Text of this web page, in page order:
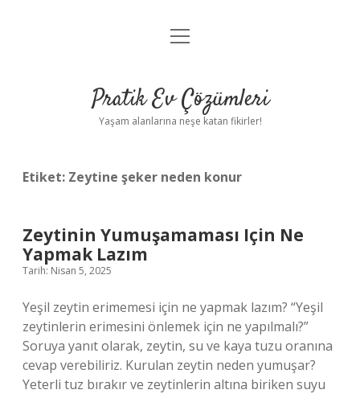
Anasayfa
Yasal Uyarı
menüyü
Pratik Ev Çözümleri
Yaşam alanlarına neşe katan fikirler!
Etiket: Zeytine şeker neden konur
Zeytinin Yumuşamaması Için Ne
Yapmak Lazım
Tarih: Nisan 5, 2025
Yeşil zeytin erimemesi için ne yapmak lazım? “Yeşil
zeytinlerin erimesini önlemek için ne yapılmalı?”
Soruya yanıt olarak, zeytin, su ve kaya tuzu oranına
cevap verebiliriz. Kurulan zeytin neden yumuşar?
Yeterli tuz bırakır ve zeytinlerin altına biriken suyu